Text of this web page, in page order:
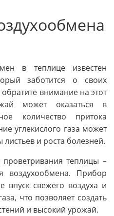
в теплице известен
заботится о своих
внимание на этот
может оказаться в
количество притока
углекислого газа может
и роста болезней.
проветривания теплицы –
воздухообмена. Прибор
впуск свежего воздуха и
что позволяет создать
и высокий урожай.